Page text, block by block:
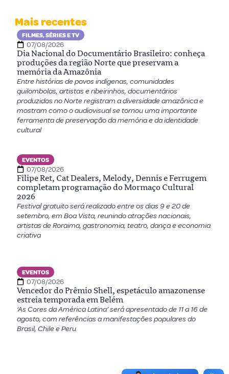
Mais recentes
FILMES, SÉRIES E TV
07/08/2026
Dia Nacional do Documentário Brasileiro: conheça
produções da região Norte que preservam a
memória da Amazônia
Entre histórias de povos indígenas, comunidades
quilombolas, artistas e ribeirinhos, documentários
produzidos no Norte registram a diversidade amazônica e
mostram como o audiovisual se tornou uma importante
ferramenta de preservação da memória e da identidade
cultural
EVENTOS
07/08/2026
Filipe Ret, Cat Dealers, Melody, Dennis e Ferrugem
completam programação do Mormaço Cultural
2026
Festival gratuito será realizado entre os dias 9 e 20 de
setembro, em Boa Vista, reunindo atrações nacionais,
artistas de Roraima, gastronomia, teatro, dança e economia
criativa
EVENTOS
07/08/2026
Vencedor do Prêmio Shell, espetáculo amazonense
estreia temporada em Belém
‘As Cores da América Latina’ será apresentado de 11 a 16 de
agosto, com referências a manifestações populares do
Brasil, Chile e Peru